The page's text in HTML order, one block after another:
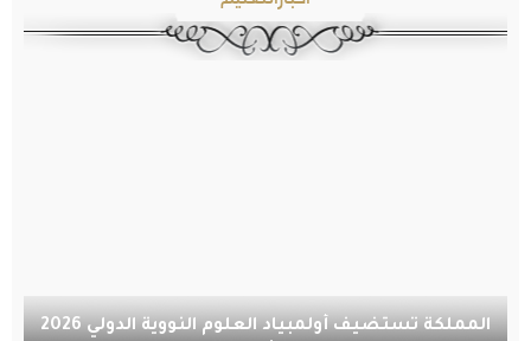
المملكة تستضيف أولمبياد العلوم النووية الدولي 2026